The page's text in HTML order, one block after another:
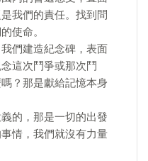
我們的責任。找到問
使命。
們建造紀念碑，表面
這次鬥爭或那次鬥
？那是獻給記憶本身
的，那是一切的出發
情，我們就沒有力量